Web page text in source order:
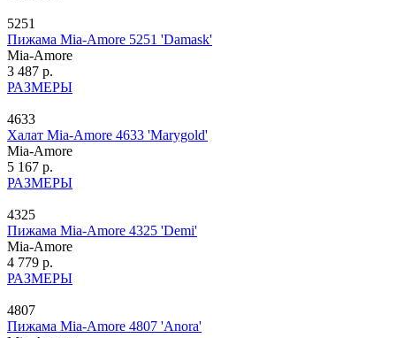
5251
Пижама Mia-Amore 5251 'Damask'
Mia-Amore
3 487 р.
РАЗМЕРЫ
4633
Халат Mia-Amore 4633 'Marygold'
Mia-Amore
5 167 р.
РАЗМЕРЫ
4325
Пижама Mia-Amore 4325 'Demi'
Mia-Amore
4 779 р.
РАЗМЕРЫ
4807
Пижама Mia-Amore 4807 'Anora'